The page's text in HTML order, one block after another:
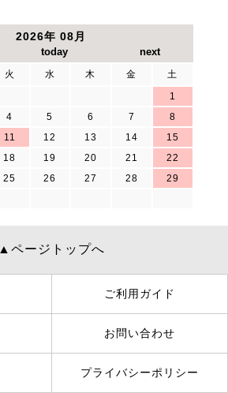
2026年 08月
火 水 木 金
土
1
4 5 6 7
8
11 12 13 14
15
18 19 20 21
22
25 26 27 28
29
▲ページトップへ
ご利用ガイド
お問い合わせ
プライバシーポリシー